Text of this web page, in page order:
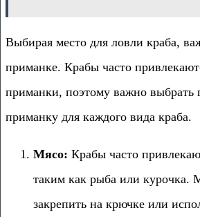
Выбирая место для ловли краба,
приманке. Крабы часто
приманки, поэтому важно выбрать
приманку для каждого вида краба.
Мясо: Крабы часто
таким как рыба или курочка.
закрепить на крючке или